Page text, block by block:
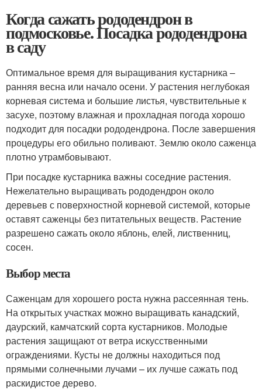
Когда сажать рододендрон в
подмосковье. Посадка рододендрона
в саду
Оптимальное время для выращивания кустарника –
ранняя весна или начало осени. У растения неглубокая
корневая система и большие листья, чувствительные к
засухе, поэтому влажная и прохладная погода хорошо
подходит для посадки рододендрона. После завершения
процедуры его обильно поливают. Землю около саженца
плотно утрамбовывают.
При посадке кустарника важны соседние растения.
Нежелательно выращивать рододендрон около
деревьев с поверхностной корневой системой, которые
оставят саженцы без питательных веществ. Растение
разрешено сажать около яблонь, елей, лиственниц,
сосен.
Выбор места
Саженцам для хорошего роста нужна рассеянная тень.
На открытых участках можно выращивать канадский,
даурский, камчатский сорта кустарников. Молодые
растения защищают от ветра искусственными
ограждениями. Кусты не должны находиться под
прямыми солнечными лучами – их лучше сажать под
раскидистое дерево.